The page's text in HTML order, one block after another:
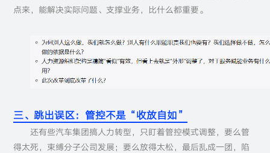
点来，能解决实际问题、支撑业务，比什么都重要。
三、跳出误区：管控不是“收放自如”
还有些汽车集团搞人力转型，只盯着管控模式调整，要么管
得太死，束缚分子公司发展；要么放得太松，最后乱成一团，陷